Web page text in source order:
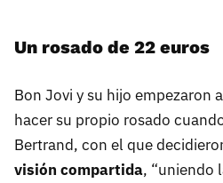
Un rosado de 22 euros
Bon Jovi y su hijo empezaron
hacer su propio rosado
Bertrand, con el que
visión compartida, “uniendo